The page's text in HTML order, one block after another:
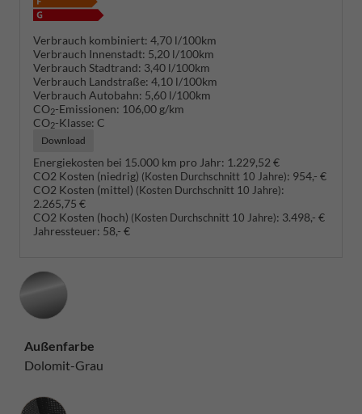
Verbrauch kombiniert: 4,70 l/100km
Verbrauch Innenstadt: 5,20 l/100km
Verbrauch Stadtrand: 3,40 l/100km
Verbrauch Landstraße: 4,10 l/100km
Verbrauch Autobahn: 5,60 l/100km
CO2-Emissionen: 106,00 g/km
CO2-Klasse: C
Download
Energiekosten bei 15.000 km pro Jahr: 1.229,52 €
CO2 Kosten (niedrig) (Kosten Durchschnitt 10 Jahre): 954,- €
CO2 Kosten (mittel) (Kosten Durchschnitt 10 Jahre):
2.265,75 €
CO2 Kosten (hoch) (Kosten Durchschnitt 10 Jahre): 3.498,- €
Jahressteuer: 58,- €
Außenfarbe
Dolomit-Grau
Innenausstattung